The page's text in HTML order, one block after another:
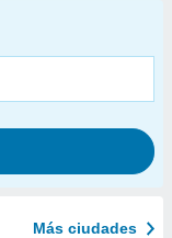
Más ciudades